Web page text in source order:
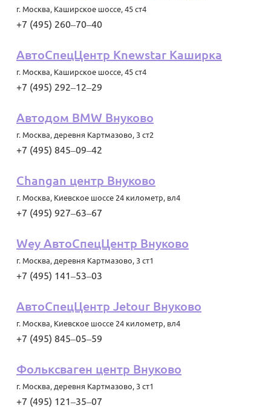
г. Москва, Каширское шоссе, 45 ст4
+7 (495) 260‒70‒40
АвтоСпецЦентр Knewstar Каширка
г. Москва, Каширское шоссе, 45 ст4
+7 (495) 292‒12‒29
Автодом BMW Внуково
г. Москва, деревня Картмазово, 3 ст2
+7 (495) 845‒09‒42
Changan центр Внуково
г. Москва, Киевское шоссе 24 километр, вл4
+7 (495) 927‒63‒67
Wey АвтоСпецЦентр Внуково
г. Москва, деревня Картмазово, 3 ст1
+7 (495) 141‒53‒03
АвтоСпецЦентр Jetour Внуково
г. Москва, Киевское шоссе 24 километр, вл4
+7 (495) 845‒05‒59
Фольксваген центр Внуково
г. Москва, деревня Картмазово, 3 ст1
+7 (495) 121‒35‒07